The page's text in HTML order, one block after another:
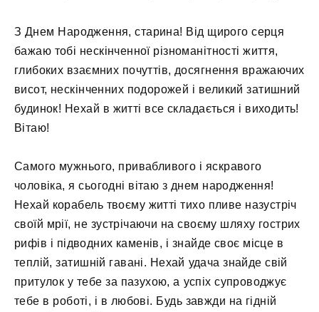
З Днем Народження, старина! Від щирого серця
бажаю тобі нескінченної різноманітності життя,
глибоких взаємних почуттів, досягнення вражаючих
висот, нескінченних подорожей і великий затишний
будинок! Нехай в житті все складається і виходить!
Вітаю!
Самого мужнього, привабливого і яскравого
чоловіка, я сьогодні вітаю з днем ​​народження!
Нехай корабель твоєму житті тихо пливе назустріч
своїй мрії, не зустрічаючи на своєму шляху гострих
рифів і підводних каменів, і знайде своє місце в
теплій, затишній гавані. Нехай удача знайде свій
притулок у тебе за пазухою, а успіх супроводжує
тебе в роботі, і в любові. Будь завжди на гідній